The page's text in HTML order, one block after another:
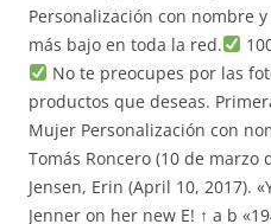
Personalización con nombre
más bajo en toda la red.
No te preocupes por las
productos que deseas.
Mujer Personalización con
Tomás Roncero (10 de marzo
Jensen, Erin (April 10, 2017).
Jenner on her new E! ↑ a b